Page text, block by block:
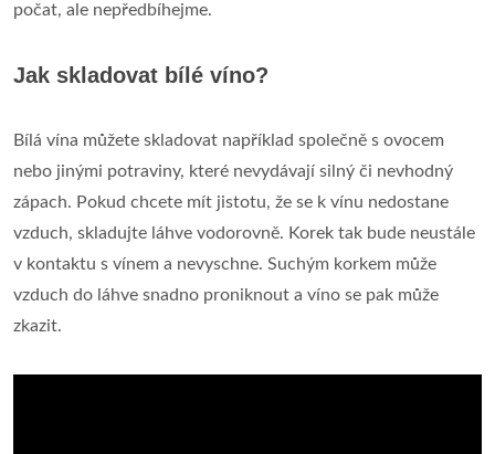
počat, ale nepředbíhejme.
Jak skladovat bílé víno?
Bílá vína můžete skladovat například společně s ovocem
nebo jinými potraviny, které nevydávají silný či nevhodný
zápach. Pokud chcete mít jistotu, že se k vínu nedostane
vzduch, skladujte láhve vodorovně. Korek tak bude neustále
v kontaktu s vínem a nevyschne. Suchým korkem může
vzduch do láhve snadno proniknout a víno se pak může
zkazit.